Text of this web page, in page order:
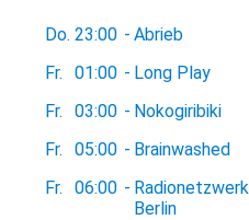
Do. 23:00 - Abrieb
Fr.
01:00 - Long Play
Fr.
03:00 - Nokogiribiki
Fr.
05:00 - Brainwashed
Fr.
06:00 - Radionetzwerk
Berlin